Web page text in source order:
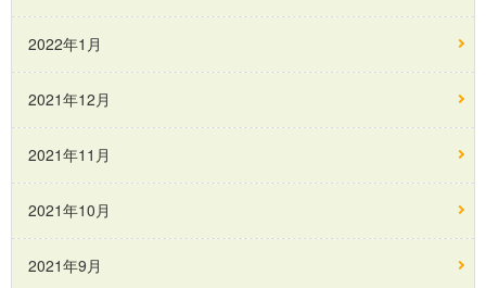
2022年1月
2021年12月
2021年11月
2021年10月
2021年9月